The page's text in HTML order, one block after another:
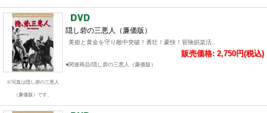
※写真は隠し砦の三悪人
（廉価版）です。
隠し砦の三悪人（廉価版）
美姫と黄金を守り敵中突破！勇壮！豪快！冒険娯楽活..
販売価格: 2,750円(税込)
●関連商品/隠し砦の三悪人（廉価版）